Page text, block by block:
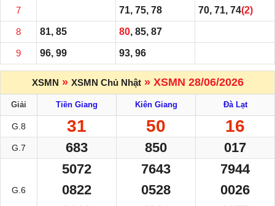
7 71, 75, 78 70, 71, 74(2)
8 81, 85 80, 85, 87
9 96, 99 93, 96
XSMN » XSMN Chủ Nhật» XSMN 28/06/2026
Giải Tiền Giang Kiên Giang Đà Lạt
G.8 31 50 16
G.7 683 850 017
G.6
5072
0822
7643
0528
7944
0026